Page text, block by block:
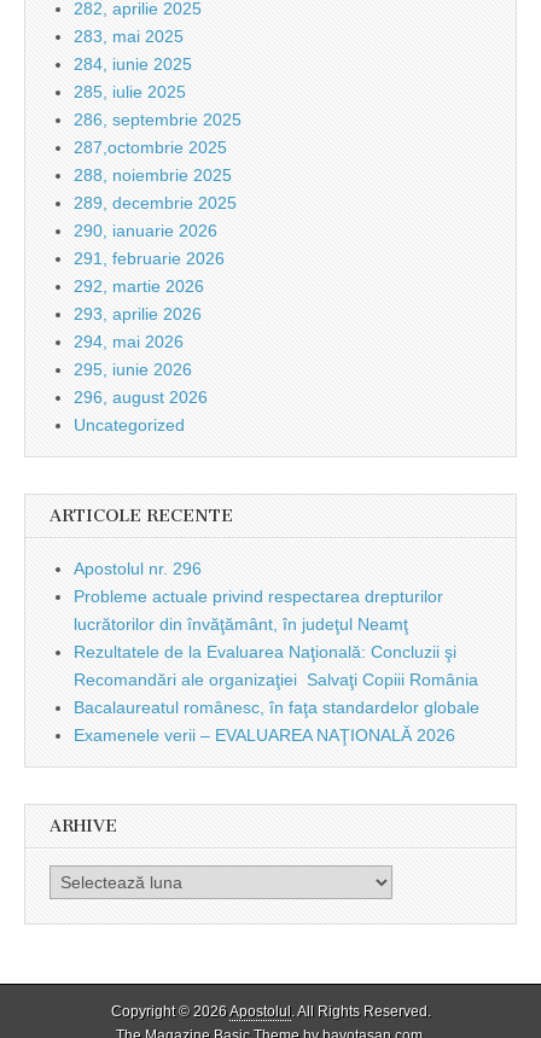
282, aprilie 2025
283, mai 2025
284, iunie 2025
285, iulie 2025
286, septembrie 2025
287,octombrie 2025
288, noiembrie 2025
289, decembrie 2025
290, ianuarie 2026
291, februarie 2026
292, martie 2026
293, aprilie 2026
294, mai 2026
295, iunie 2026
296, august 2026
Uncategorized
ARTICOLE RECENTE
Apostolul nr. 296
Probleme actuale privind respectarea drepturilor
lucrătorilor din învăţământ, în judeţul Neamţ
Rezultatele de la Evaluarea Naţională: Concluzii şi
Recomandări ale organizaţiei Salvaţi Copiii România
Bacalaureatul românesc, în faţa standardelor globale
Examenele verii – EVALUAREA NAŢIONALĂ 2026
ARHIVE
Arhive
Copyright © 2026Apostolul. All Rights Reserved.